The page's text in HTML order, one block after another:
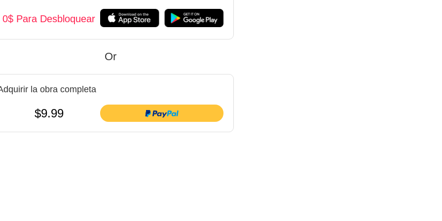
0$ Para Desbloquear
Or
la obra completa
$9.99